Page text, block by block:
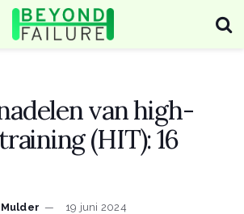
van high-
(HIT): 16
19 juni 2024